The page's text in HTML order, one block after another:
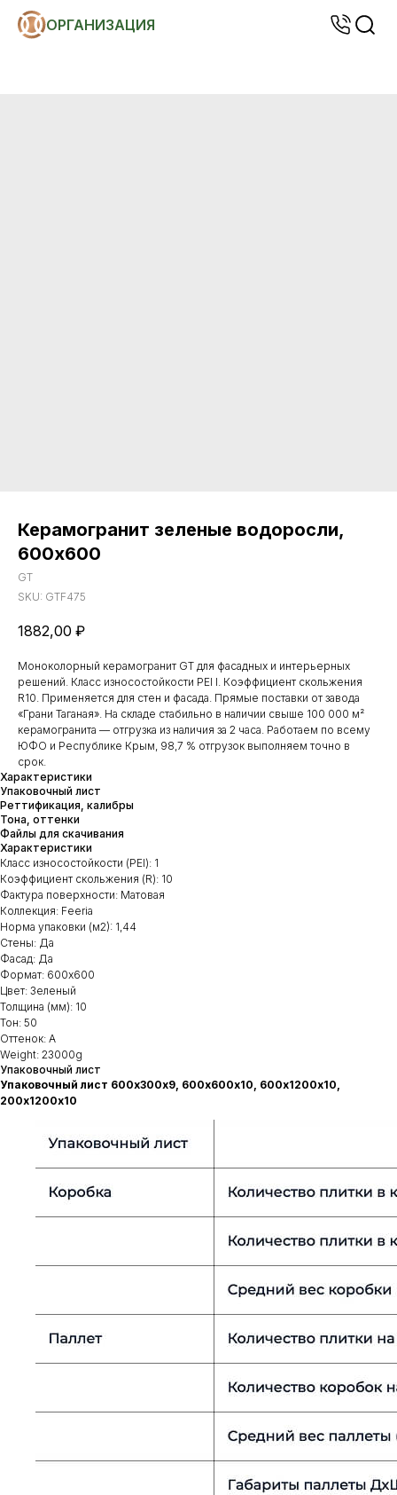
ОРГАНИЗАЦИЯ
Керамогранит зеленые водоросли,
600х600
GT
SKU: GTF475
1882,00 ₽
Моноколорный керамогранит GT для фасадных и интерьерных
решений. Класс износостойкости PEI I. Коэффициент скольжения
R10. Применяется для стен и фасада. Прямые поставки от завода
«Грани Таганая». На складе стабильно в наличии свыше 100 000 м²
керамогранита — отгрузка из наличия за 2 часа. Работаем по всему
ЮФО и Республике Крым, 98,7 % отгрузок выполняем точно в
срок.
Характеристики
Упаковочный лист
Реттификация, калибры
Тона, оттенки
Файлы для скачивания
Характеристики
Класс износостойкости (PEI): 1
Коэффициент скольжения (R): 10
Фактура поверхности: Матовая
Коллекция: Feeria
Норма упаковки (м2): 1,44
Стены: Да
Фасад: Да
Формат: 600х600
Цвет: Зеленый
Толщина (мм): 10
Тон: 50
Оттенок: А
Weight: 23000g
Упаковочный лист
Упаковочный лист 600х300х9, 600х600х10, 600х1200х10,
200х1200х10